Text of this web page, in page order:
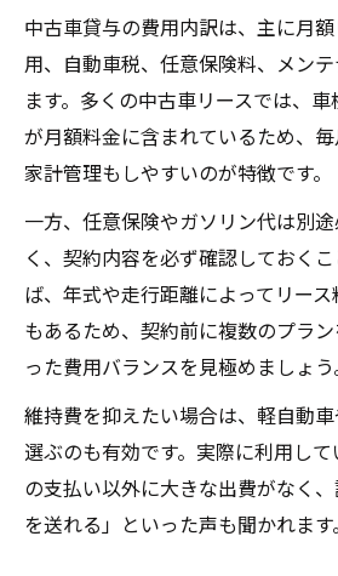
中古車の車検・保険を賢
中古車リース利用時の維
ント
月々一定の負担で中古車
カーリース中古車一覧か
中古車貸与ならではのメリッ
中古車貸与が選ばれる理
解説
中古車貸与のメリットと
中古車貸与で得られる自
実現
中古車貸与で気になる契
体制
中古車貸与が家計に与え
中古車貸与の費用内訳は、主に月
用、自動車税、任意保険料、メン
ます。多くの中古車リースでは、
が月額料金に含まれているため、
家計管理もしやすいのが特徴です。
一方、任意保険やガソリン代は別
く、契約内容を必ず確認しておく
ば、年式や走行距離によってリー
もあるため、契約前に複数のプラ
った費用バランスを見極めましょう
維持費を抑えたい場合は、軽自動
選ぶのも有効です。実際に利用し
の支払い以外に大きな出費がなく
を送れる」といった声も聞かれます。